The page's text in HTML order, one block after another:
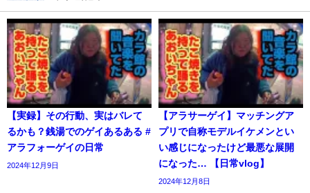
【実録】その行動、実はバレて
るかも？銭湯でのゲイあるある #
アラフォーゲイの日常
2024年12月9日
【アラサーゲイ】マッチングア
プリで自称モデルイケメンとい
い感じになったけど最悪な展開
になった… 【日常vlog】
2024年12月8日